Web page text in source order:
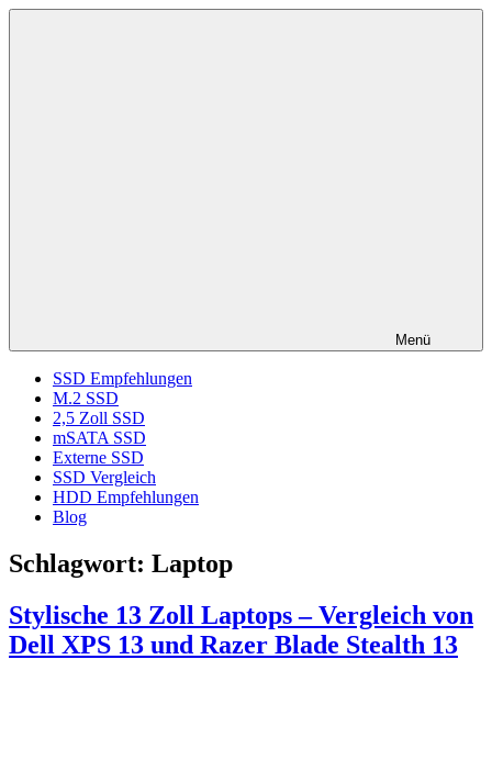
Zum
Menü
SSD Empfehlungen
M.2 SSD
2,5 Zoll SSD
mSATA SSD
Externe SSD
SSD Vergleich
HDD Empfehlungen
Blog
Schlagwort: Laptop
Stylische 13 Zoll Laptops – Vergleich von
Dell XPS 13 und Razer Blade Stealth 13